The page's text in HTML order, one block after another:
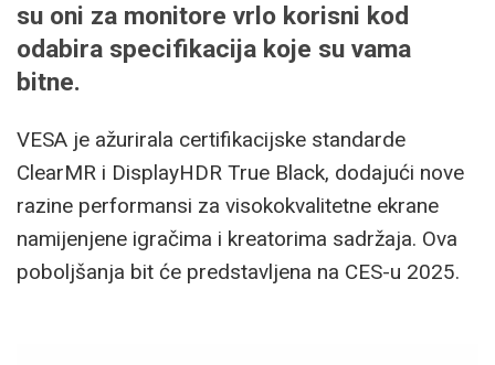
su oni za monitore vrlo korisni kod
odabira specifikacija koje su vama
bitne.
VESA je ažurirala certifikacijske standarde
ClearMR i DisplayHDR True Black, dodajući nove
razine performansi za visokokvalitetne ekrane
namijenjene igračima i kreatorima sadržaja. Ova
poboljšanja bit će predstavljena na CES-u 2025.